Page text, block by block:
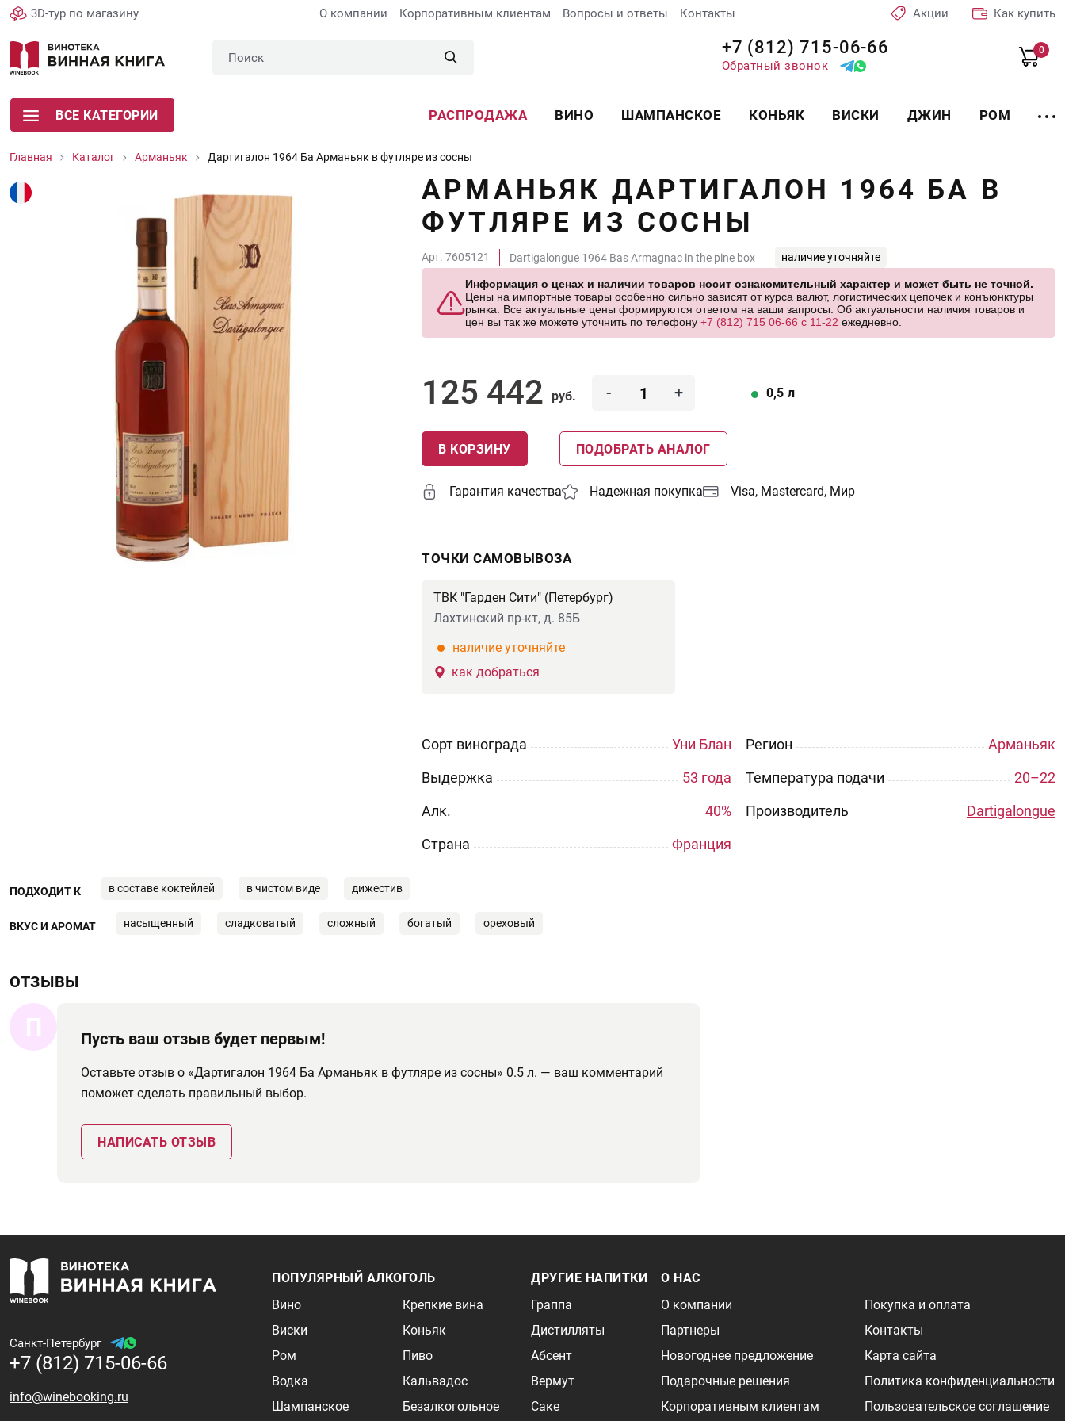
3D-тур по магазину О компании Корпоративным клиентам Вопросы и ответы Контакты Акции Как купить
+7 (812) 715-06-66
Обратный звонок
0
ВСЕ КАТЕГОРИИ РАСПРОДАЖА ВИНО ШАМПАНСКОЕ КОНЬЯК ВИСКИ ДЖИН РОМ
Главная Каталог Арманьяк Дартигалон 1964 Ба Арманьяк в футляре из сосны
АРМАНЬЯК ДАРТИГАЛОН 1964 БА В
ФУТЛЯРЕ ИЗ СОСНЫ
Арт. 7605121 Dartigalongue 1964 Bas Armagnac in the pine box наличие уточняйте
Информация о ценах и наличии товаров носит ознакомительный характер и может быть не точной.
Цены на импортные товары особенно сильно зависят от курса валют, логистических цепочек и конъюнктуры
рынка. Все актуальные цены формируются ответом на ваши запросы. Об актуальности наличия товаров и
цен вы так же можете уточнить по телефону +7 (812) 715 06-66 с 11-22 ежедневно.
125 442 руб. - +
В КОРЗИНУ ПОДОБРАТЬ АНАЛОГ
0,5 л
Гарантия качества Надежная покупка Visa, Mastercard, Мир
ТОЧКИ САМОВЫВОЗА
ТВК "Гарден Сити" (Петербург)
Лахтинский пр-кт, д. 85Б
наличие уточняйте
как добраться
Сорт винограда
Уни Блан
Выдержка
53 года
Aлк.
40%
Страна
Франция
Регион
Арманьяк
Температура подачи
20–22
Производитель
Dartigalongue
ПОДХОДИТ К в составе коктейлей в чистом виде дижестив
ВКУС И АРОМАТ насыщенный сладковатый сложный богатый ореховый
ОТЗЫВЫ
П Пусть ваш отзыв будет первым!
Оставьте отзыв о «Дартигалон 1964 Ба Арманьяк в футляре из сосны» 0.5 л. — ваш комментарий
поможет сделать правильный выбор.
НАПИСАТЬ ОТЗЫВ
Санкт-Петербург
+7 (812) 715-06-66
info@winebooking.ru
ПОПУЛЯРНЫЙ АЛКОГОЛЬ
Вино
Виски
Ром
Водка
Шампанское
Крепкие вина
Коньяк
Пиво
Кальвадос
Безалкогольное
ДРУГИЕ НАПИТКИ
Граппа
Дистилляты
Абсент
Вермут
Саке
О НАС
О компании
Партнеры
Новогоднее предложение
Подарочные решения
Корпоративным клиентам
Покупка и оплата
Контакты
Карта сайта
Политика конфиденциальности
Пользовательское соглашение